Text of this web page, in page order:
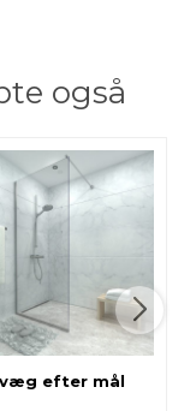
også
efter mål